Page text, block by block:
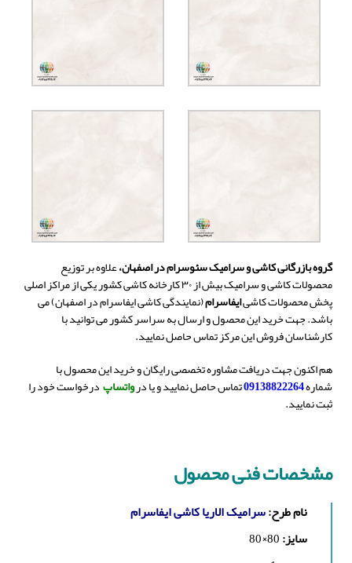
گروه بازرگانی کاشی و سرامیک سئوسرام در اصفهان،علاوه بر توزیع
محصولات کاشی و سرامیک بیش از ۳۰ کارخانه کاشی کشور یکی از مراکز اصلی
پخش محصولات کاشیایفاسرام(نمایندگی کاشی ایفاسرام در اصفهان) می
باشد. جهت خرید این محصول و ارسال به سراسر کشور می توانید با
کارشناسان فروش این مرکز تماس حاصل نمایید.
هم اکنون جهت دریافت مشاوره تخصصی رایگان و خرید این محصول با
شماره09138822264تماس حاصل نمایید و یا درواتساپدرخواست خود را
ثبت نمایید.
مشخصات فنی محصول
نام طرح:سرامیک الاریا کاشی ایفاسرام
سایز: